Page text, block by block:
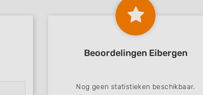
Beoordelingen Eibergen
Nog geen statistieken beschikbaar.